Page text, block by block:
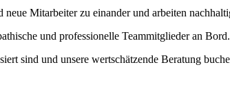
Mitarbeiter zu einander und arbeiten
und professionelle Teammitglieder an
sind und unsere wertschätzende Beratung